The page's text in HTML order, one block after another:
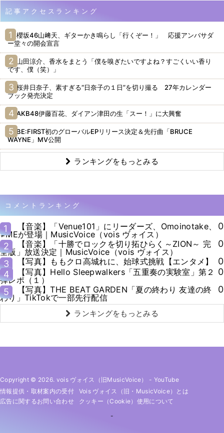
記事アクセスランキング
櫻坂46山﨑天、ギターかき鳴らし「行くぞー！」 応援アンバサダ
ー堂々の開会宣言
山田涼介、香水をまとう「僕を嗅ぎたいですよね？すごくいい香り
です、僕（笑）」
桜井日奈子、素すぎる“日奈子の１日”を切り撮る 27年カレンダー
ブック発売決定
AKB48伊藤百花、ダイアン津田の生「スー！」に大興奮
BE:FIRST初のグローバルEPリリース決定＆先行曲「BRUCE
WAYNE」MV公開
ランキングをもっとみる
コメントランキング
1
【音楽】「Venue101」にリーダーズ、Omoinotake、
≠MEが登場｜MusicVoice（vois ヴォイス）
0
2
【音楽】「十勝でロックを切り拓ひらく～ZION～ 完
全版」放送決定｜MusicVoice（vois ヴォイス）
0
3
【写真】ももクロ高城れに、始球式挑戦【エンタメ】
0
4
【写真】Hello Sleepwalkers「五重奏の実験室」第２
弾レポ（１）
0
5
【写真】THE BEAT GARDEN「夏の終わり 友達の終
わり」TikTokで一部先行配信
0
ランキングをもっとみる
Copyright © 2026. vois ヴォイス（旧MusicVoice） - YouTube
情報提供・取材案内の受付
Vois ヴォイス（旧・MusicVoice）とは
広告に関するお問い合わせ
クッキー（cookie）使用について
-